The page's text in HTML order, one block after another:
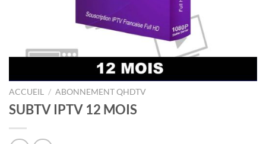
ACCUEIL / ABONNEMENT QHDTV
SUBTV IPTV 12 MOIS